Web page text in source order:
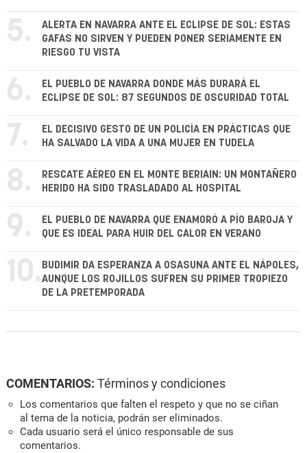
5.
ALERTA EN NAVARRA ANTE EL ECLIPSE DE SOL: ESTAS
GAFAS NO SIRVEN Y PUEDEN PONER SERIAMENTE EN
RIESGO TU VISTA
6.
EL PUEBLO DE NAVARRA DONDE MÁS DURARÁ EL
ECLIPSE DE SOL: 87 SEGUNDOS DE OSCURIDAD TOTAL
7.
EL DECISIVO GESTO DE UN POLICÍA EN PRÁCTICAS QUE
HA SALVADO LA VIDA A UNA MUJER EN TUDELA
8.
RESCATE AÉREO EN EL MONTE BERIAIN: UN MONTAÑERO
HERIDO HA SIDO TRASLADADO AL HOSPITAL
9.
EL PUEBLO DE NAVARRA QUE ENAMORÓ A PÍO BAROJA Y
QUE ES IDEAL PARA HUIR DEL CALOR EN VERANO
10. BUDIMIR DA ESPERANZA A OSASUNA ANTE EL NÁPOLES,
AUNQUE LOS ROJILLOS SUFREN SU PRIMER TROPIEZO
DE LA PRETEMPORADA
COMENTARIOS: Términos y condiciones
Los comentarios que falten el respeto y que no se ciñan
al tema de la noticia, podrán ser eliminados.
Cada usuario será el único responsable de sus
comentarios.